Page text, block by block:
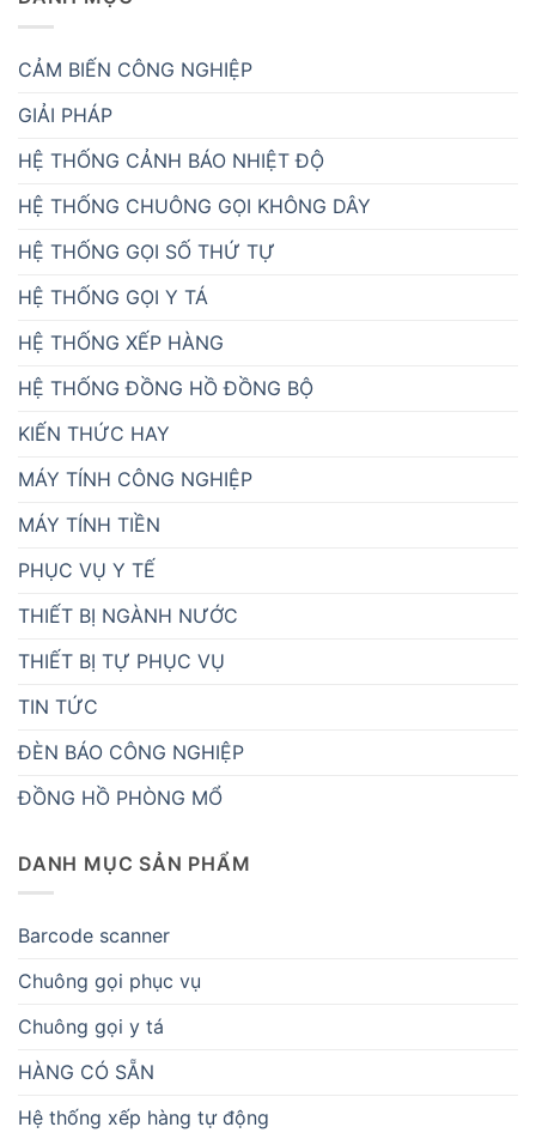
CẢM BIẾN CÔNG NGHIỆP
GIẢI PHÁP
HỆ THỐNG CẢNH BÁO NHIỆT ĐỘ
HỆ THỐNG CHUÔNG GỌI KHÔNG DÂY
HỆ THỐNG GỌI SỐ THỨ TỰ
HỆ THỐNG GỌI Y TÁ
HỆ THỐNG XẾP HÀNG
HỆ THỐNG ĐỒNG HỒ ĐỒNG BỘ
KIẾN THỨC HAY
MÁY TÍNH CÔNG NGHIỆP
MÁY TÍNH TIỀN
PHỤC VỤ Y TẾ
THIẾT BỊ NGÀNH NƯỚC
THIẾT BỊ TỰ PHỤC VỤ
TIN TỨC
ĐÈN BÁO CÔNG NGHIỆP
ĐỒNG HỒ PHÒNG MỔ
DANH MỤC SẢN PHẨM
Barcode scanner
Chuông gọi phục vụ
Chuông gọi y tá
HÀNG CÓ SẴN
Hệ thống xếp hàng tự động